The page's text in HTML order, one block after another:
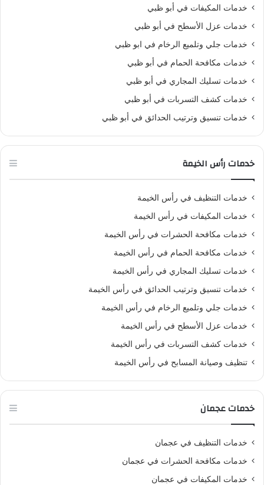
خدمات المكيفات في أبو ظبي
خدمات عزل الأسطح في أبو ظبي
خدمات جلي وتلميع الرخام في ابو ظبي
خدمات مكافحة الحمام في أبو ظبي
خدمات تسليك المجاري في أبو ظبي
خدمات كشف التسربات في أبو ظبي
خدمات تنسيق وترتيب الحدائق في أبو ظبي
خدمات رأس الخيمة
خدمات التنظيف في رأس الخيمة
خدمات المكيفات في رأس الخيمة
خدمات مكافحة الحشرات في رأس الخيمة
خدمات مكافحة الحمام في رأس الخيمة
خدمات تسليك المجاري في رأس الخيمة
خدمات تنسيق وترتيب الحدائق في رأس الخيمة
خدمات جلي وتلميع الرخام في رأس الخيمة
خدمات عزل الأسطح في رأس الخيمة
خدمات كشف التسربات في رأس الخيمة
تنظيف وصيانة المسابح في رأس الخيمة
خدمات عجمان
خدمات التنظيف في عجمان
خدمات مكافحة الحشرات في عجمان
خدمات المكيفات في عجمان